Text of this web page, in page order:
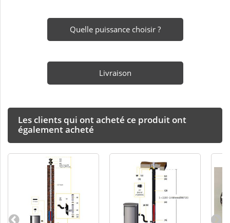
Quelle puissance choisir ?
Livraison
Les clients qui ont acheté ce produit ont
également acheté